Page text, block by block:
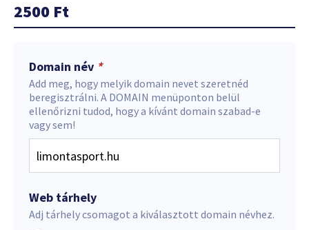
2500 Ft
Domain név *
Add meg, hogy melyik domain nevet szeretnéd
beregisztrálni. A DOMAIN menüponton belül
ellenőrizni tudod, hogy a kívánt domain szabad-e
vagy sem!
Web tárhely
Adj tárhely csomagot a kiválasztott domain névhez.